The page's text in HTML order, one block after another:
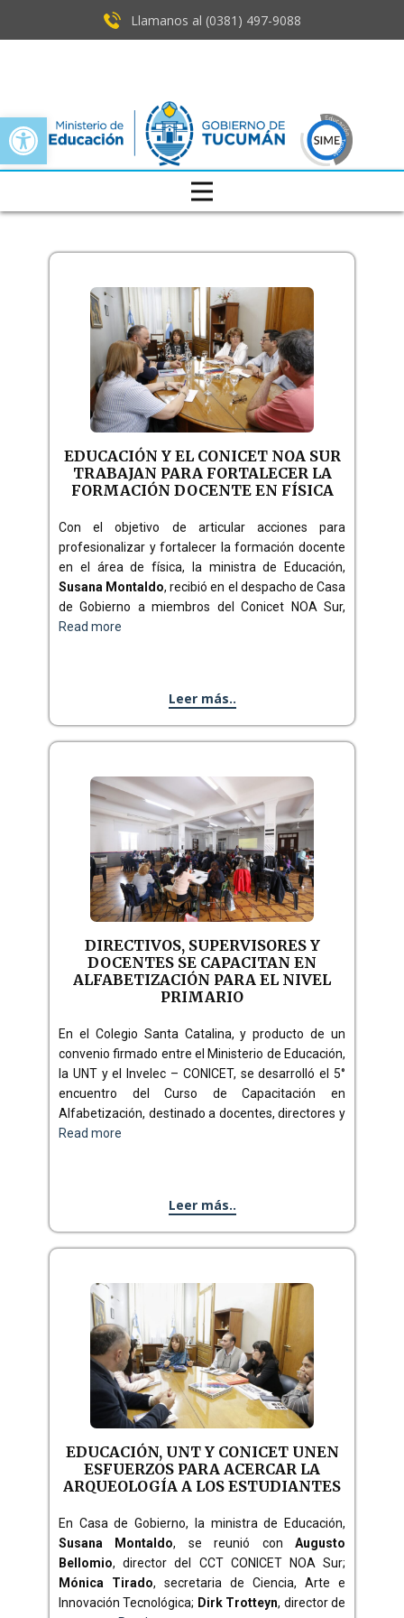
Open toolbar
Llamanos al (0381) ​497-9088
EDUCACIÓN Y EL CONICET NOA SUR
TRABAJAN PARA FORTALECER LA
FORMACIÓN DOCENTE EN FÍSICA
Con el objetivo de articular acciones para
profesionalizar y fortalecer la formación docente
en el área de física, la ministra de Educación,
Susana Montaldo, recibió en el despacho de Casa
de Gobierno a miembros del Conicet NOA Sur,
Read more
Leer más..
DIRECTIVOS, SUPERVISORES Y
DOCENTES SE CAPACITAN EN
ALFABETIZACIÓN PARA EL NIVEL
PRIMARIO
En el Colegio Santa Catalina, y producto de un
convenio firmado entre el Ministerio de Educación,
la UNT y el Invelec – CONICET, se desarrolló el 5°
encuentro del Curso de Capacitación en
Alfabetización, destinado a docentes, directores y
Read more
Leer más..
EDUCACIÓN, UNT Y CONICET UNEN
ESFUERZOS PARA ACERCAR LA
ARQUEOLOGÍA A LOS ESTUDIANTES
En Casa de Gobierno, la ministra de Educación,
Susana Montaldo, se reunió conAugusto
Bellomio, director del CCT CONICET NOA Sur;
Mónica Tirado, secretaria de Ciencia, Arte e
Innovación Tecnológica; Dirk Trotteyn, director de